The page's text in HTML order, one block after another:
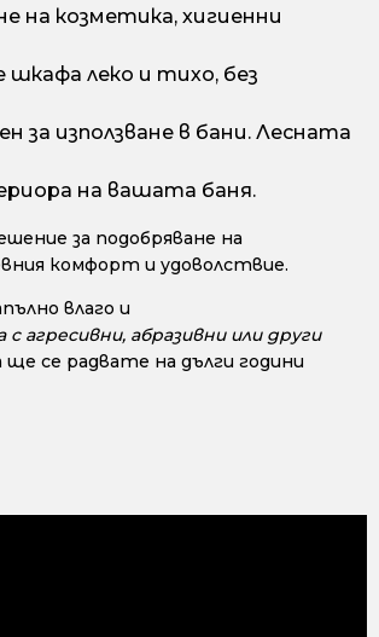
на козметика, хигиенни
леко и тихо, без
за използване в бани. Лесната
на вашата баня.
за подобряване на
комфорт и удоволствие.
влаго и
агресивни, абразивни или други
се радвате на дълги години